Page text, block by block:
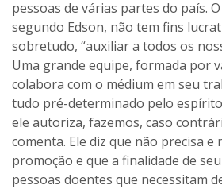
pessoas de várias partes do país.
segundo Edson, não tem fins
sobretudo, “auxiliar a todos os
Uma grande equipe, formada por
colabora com o médium em seu
tudo pré-determinado pelo espírito
ele autoriza, fazemos, caso
comenta. Ele diz que não precisa e
promoção e que a finalidade de
pessoas doentes que necessitam